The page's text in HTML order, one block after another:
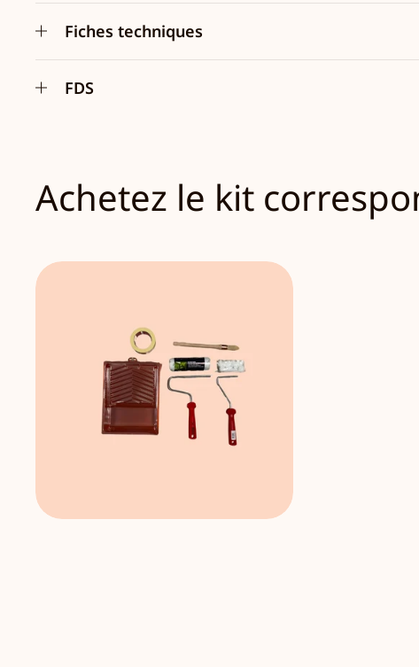
Fiches techniques
FDS
Achetez le kit